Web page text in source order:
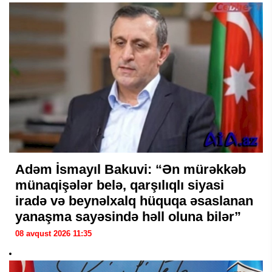
Adəm İsmayıl Bakuvi: “Ən mürəkkəb
münaqişələr belə, qarşılıqlı siyasi
iradə və beynəlxalq hüquqa əsaslanan
yanaşma sayəsində həll oluna bilər”
08 avqust 2026 11:35